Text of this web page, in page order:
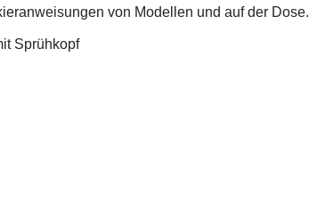
von Modellen und auf der Dose.
Sprühkopf